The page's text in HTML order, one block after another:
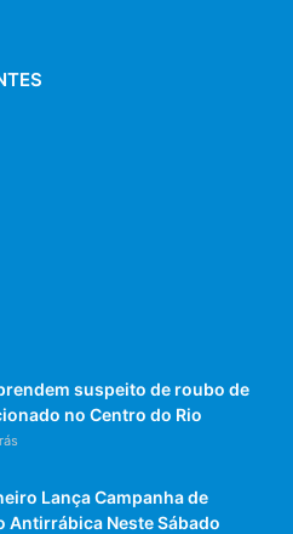
suspeito de roubo de
no Centro do Rio
Lança Campanha de
Antirrábica Neste Sábado